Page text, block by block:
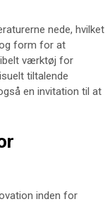
nede, hvilket
form for at
værktøj for
tiltalende
en invitation til at
inden for